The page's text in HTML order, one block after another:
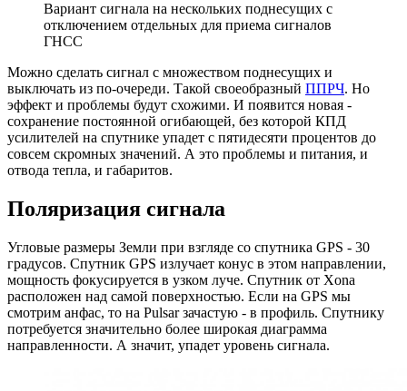
Вариант сигнала на нескольких поднесущих с
отключением отдельных для приема сигналов
ГНСС
Можно сделать сигнал с множеством поднесущих и
выключать из по-очереди. Такой своеобразный ППРЧ. Но
эффект и проблемы будут схожими. И появится новая -
сохранение постоянной огибающей, без которой КПД
усилителей на спутнике упадет с пятидесяти процентов до
совсем скромных значений. А это проблемы и питания, и
отвода тепла, и габаритов.
Поляризация сигнала
Угловые размеры Земли при взгляде со спутника GPS - 30
градусов. Спутник GPS излучает конус в этом направлении,
мощность фокусируется в узком луче. Спутник от Xona
расположен над самой поверхностью. Если на GPS мы
смотрим анфас, то на Pulsar зачастую - в профиль. Спутнику
потребуется значительно более широкая диаграмма
направленности. А значит, упадет уровень сигнала.